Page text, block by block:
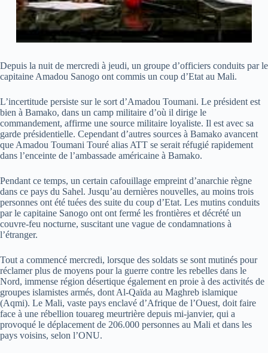
Depuis la nuit de mercredi à jeudi, un groupe d’officiers conduits par le
capitaine Amadou Sanogo ont commis un coup d’Etat au Mali.
L’incertitude persiste sur le sort d’Amadou Toumani. Le président est
bien à Bamako, dans un camp militaire d’où il dirige le
commandement, affirme une source militaire loyaliste. Il est avec sa
garde présidentielle. Cependant d’autres sources à Bamako avancent
que Amadou Toumani Touré alias ATT se serait réfugié rapidement
dans l’enceinte de l’ambassade américaine à Bamako.
Pendant ce temps, un certain cafouillage empreint d’anarchie règne
dans ce pays du Sahel. Jusqu’au dernières nouvelles, au moins trois
personnes ont été tuées des suite du coup d’Etat. Les mutins conduits
par le capitaine Sanogo ont ont fermé les frontières et décrété un
couvre-feu nocturne, suscitant une vague de condamnations à
l’étranger.
Tout a commencé mercredi, lorsque des soldats se sont mutinés pour
réclamer plus de moyens pour la guerre contre les rebelles dans le
Nord, immense région désertique également en proie à des activités de
groupes islamistes armés, dont Al-Qaïda au Maghreb islamique
(Aqmi). Le Mali, vaste pays enclavé d’Afrique de l’Ouest, doit faire
face à une rébellion touareg meurtrière depuis mi-janvier, qui a
provoqué le déplacement de 206.000 personnes au Mali et dans les
pays voisins, selon l’ONU.